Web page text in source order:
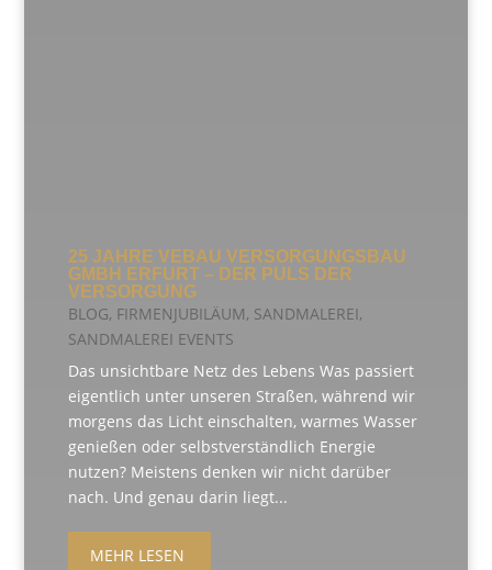
25 JAHRE VEBAU VERSORGUNGSBAU
GMBH ERFURT – DER PULS DER
VERSORGUNG
BLOG, FIRMENJUBILÄUM, SANDMALEREI,
SANDMALEREI EVENTS
Das unsichtbare Netz des Lebens Was passiert
eigentlich unter unseren Straßen, während wir
morgens das Licht einschalten, warmes Wasser
genießen oder selbstverständlich Energie
nutzen? Meistens denken wir nicht darüber
nach. Und genau darin liegt...
MEHR LESEN